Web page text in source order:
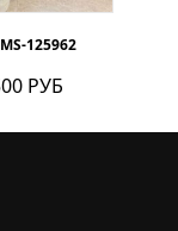
125962
РУБ